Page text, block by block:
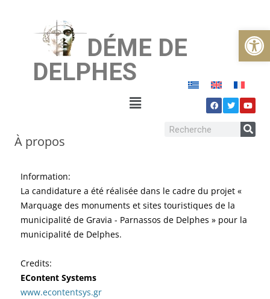
Ouvrir
DÉME DE
DELPHES
À propos
Information:
La candidature a été réalisée dans le cadre du projet «
Marquage des monuments et sites touristiques de la
municipalité de Gravia - Parnassos de Delphes » pour la
municipalité de Delphes.
Credits:
EContent Systems
www.econtentsys.gr